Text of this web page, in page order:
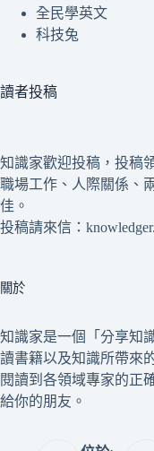
全民學英文
科技兔
讀者投稿
知識家歡迎投稿，投稿
職場工作、人際關係、
佳。
投稿請來信：
關於
知識家是一個「分享知
讀書籍以及知識所帶來
閱讀到各領域專家的正
給你的朋友。